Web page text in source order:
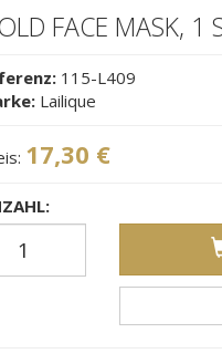
FACE MASK, 1
115-L409
Lailique
17,30 €